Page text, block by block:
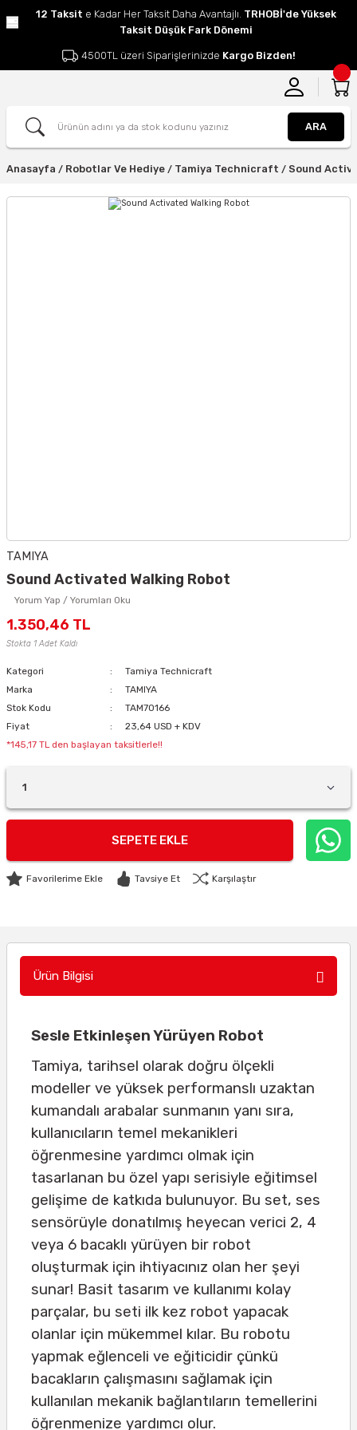
12 Taksit e Kadar Her Taksit Daha Avantajlı. TRHOBİ'de Yüksek
Taksit Düşük Fark Dönemi
4500TL üzeri Siparişlerinizde Kargo Bizden!
ARA
Anasayfa Robotlar Ve Hediye Tamiya Technicraft Sound
TAMIYA
Sound Activated Walking Robot
Yorum Yap / Yorumları Oku
1.350,46 TL
Stokta 1 Adet Kaldı
Kategori
Tamiya Technicraft
Marka
TAMIYA
Stok Kodu
TAM70166
Fiyat
23,64 USD + KDV
*145,17 TL den başlayan taksitlerle!!
SEPETE EKLE
Tavsiye Et Karşılaştır
Ürün Bilgisi
Sesle Etkinleşen Yürüyen Robot
Tamiya, tarihsel olarak doğru ölçekli
modeller ve yüksek performanslı uzaktan
kumandalı arabalar sunmanın yanı sıra,
kullanıcıların temel mekanikleri
öğrenmesine yardımcı olmak için
tasarlanan bu özel yapı serisiyle eğitimsel
gelişime de katkıda bulunuyor. Bu set, ses
sensörüyle donatılmış heyecan verici 2, 4
veya 6 bacaklı yürüyen bir robot
oluşturmak için ihtiyacınız olan her şeyi
sunar! Basit tasarım ve kullanımı kolay
parçalar, bu seti ilk kez robot yapacak
olanlar için mükemmel kılar. Bu robotu
yapmak eğlenceli ve eğiticidir çünkü
bacakların çalışmasını sağlamak için
kullanılan mekanik bağlantıların temellerini
öğrenmenize yardımcı olur.